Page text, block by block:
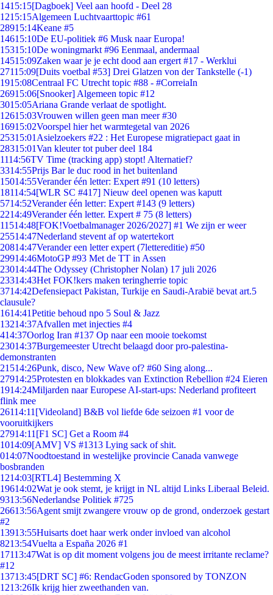
1415:15[Dagboek] Veel aan hoofd - Deel 28
1215:15Algemeen Luchtvaarttopic #61
28915:14Keane #5
14615:10De EU-politiek #6 Musk naar Europa!
15315:10De woningmarkt #96 Eenmaal, andermaal
14515:09Zaken waar je je echt dood aan ergert #17 - Werklui
27115:09[Duits voetbal #53] Drei Glatzen von der Tankstelle (-1)
1915:08Centraal FC Utrecht topic #88 - #CorreiaIn
26915:06[Snooker] Algemeen topic #12
3015:05Ariana Grande verlaat de spotlight.
12615:03Vrouwen willen geen man meer #30
16915:02Voorspel hier het warmtegetal van 2026
25315:01 Asielzoekers #22 : Het Europese migratiepact gaat in
28315:01Van kleuter tot puber deel 184
1114:56TV Time (tracking app) stopt! Alternatief?
3314:55Prijs Bar le duc rood in het buitenland
15014:55Verander één letter: Expert #91 (10 letters)
18114:54[WLR SC #417] Nieuw deel openen was kaputt
5714:52Verander één letter: Expert #143 (9 letters)
2214:49Verander één letter. Expert # 75 (8 letters)
11514:48[FOK!Voetbalmanager 2026/2027] #1 We zijn er weer
25514:47Nederland stevent af op watertekort
20814:47Verander een letter expert (7lettereditie) #50
29914:46MotoGP #93 Met de TT in Assen
23014:44The Odyssey (Christopher Nolan) 17 juli 2026
23314:43Het FOK!kers maken teringherrie topic
3714:42Defensiepact Pakistan, Turkije en Saudi-Arabië bevat art.5
clausule?
1614:41Petitie behoud npo 5 Soul & Jazz
13214:37Afvallen met injecties #4
414:37Oorlog Iran #137 Op naar een mooie toekomst
23014:37Burgemeester Utrecht belaagd door pro-palestina-
demonstranten
21514:26Punk, disco, New Wave of? #60 Sing along...
27914:25Protesten en blokkades van Extinction Rebellion #24 Eieren
1914:24Miljarden naar Europese AI-start-ups: Nederland profiteert
flink mee
26114:11 [Videoland] B&B vol liefde 6de seizoen #1 voor de
vooruitkijkers
27914:11 [F1 SC] Get a Room #4
1014:09[AMV] VS #1313 Lying sack of shit.
014:07Noodtoestand in westelijke provincie Canada vanwege
bosbranden
1214:03[RTL4] Bestemming X
19614:02Wat je ook stemt, je krijgt in NL altijd Links Liberaal Beleid.
9313:56Nederlandse Politiek #725
26613:56Agent smijt zwangere vrouw op de grond, onderzoek gestart
#2
13913:55Huisarts doet haar werk onder invloed van alcohol
8213:54Vuelta a España 2026 #1
17113:47Wat is op dit moment volgens jou de meest irritante reclame?
#12
13713:45[DRT SC] #6: RendacGoden sponsored by TONZON
1213:26Ik krijg hier zweethanden van.